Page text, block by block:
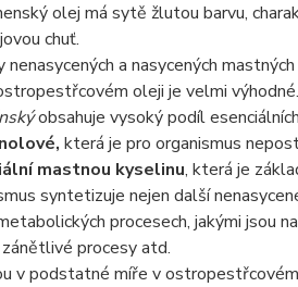
olej má sytě žlutou barvu,
chuť.
a nasycených
oleji je velmi výhodné.
obsahuje vysoký podíl
která je pro organismus
mastnou kyselinu, která je
syntetizuje nejen další
procesech, jakými jsou
procesy atd.
v podstatné míře v